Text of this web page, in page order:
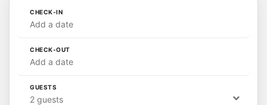
CHECK-IN
Add a date
CHECK-OUT
Add a date
GUESTS
2 guests